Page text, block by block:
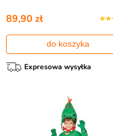
89,90 zł
do koszyka
Expresowa wysyłka